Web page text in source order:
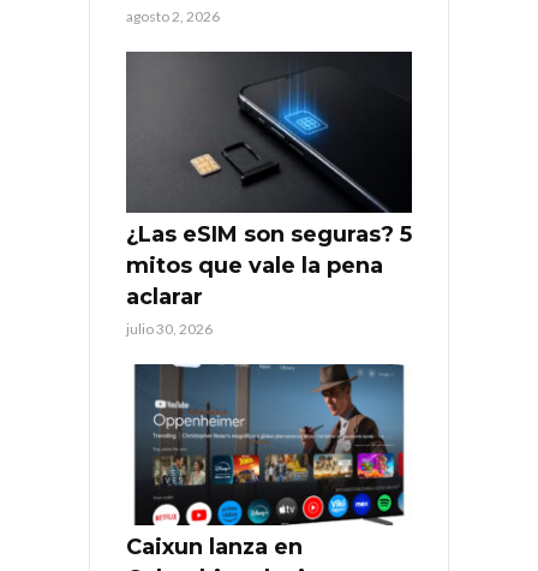
agosto 2, 2026
¿Las eSIM son seguras? 5
mitos que vale la pena
aclarar
julio 30, 2026
Caixun lanza en